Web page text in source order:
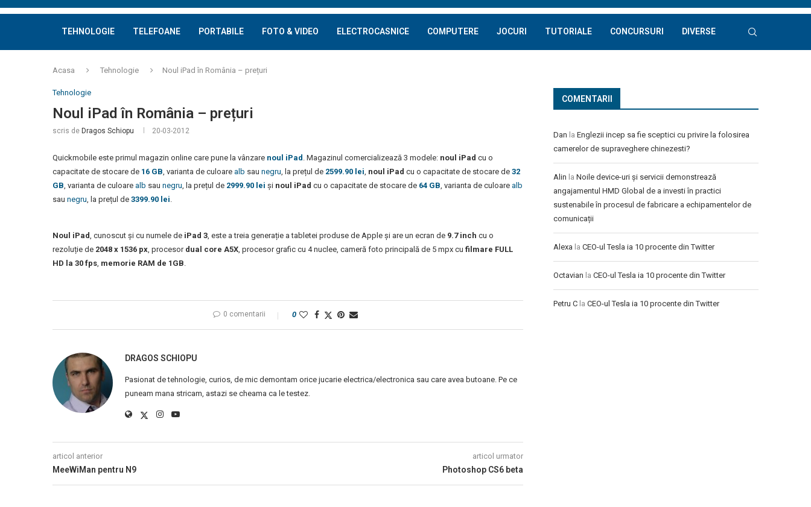
TEHNOLOGIE TELEFOANE PORTABILE FOTO & VIDEO ELECTROCASNICE COMPUTERE JOCURI TUTORIALE CONCURSURI DIVERSE
Acasa Tehnologie Noul iPad în România – prețuri
Tehnologie
Noul iPad în România – prețuri
scris de Dragos Schiopu 20-03-2012
Quickmobile este primul magazin online care pune la vânzare noul iPad . Magazinul comercializează 3 modele: noul iPad cu o
capacitate de stocare de 16 GB, varianta de culoare alb sau negru, la prețul de 2599.90 lei, noul iPad cu o capacitate de stocare de 32
GB, varianta de culoare alb sau negru, la prețul de 2999.90 lei și noul iPad cu o capacitate de stocare de 64 GB, varianta de culoare alb
sau negru, la prețul de 3399.90 lei.
Noul iPad, cunoscut și cu numele de iPad 3, este a treia generație a tabletei produse de Apple și are un ecran de 9.7 inch cu o
rezoluție de 2048 x 1536 px, procesor dual core A5X, procesor grafic cu 4 nuclee, cameră foto principală de 5 mpx cu filmare FULL
HD la 30 fps, memorie RAM de 1GB.
0 comentarii 0
DRAGOS SCHIOPU
Pasionat de tehnologie, curios, de mic demontam orice jucarie electrica/electronica sau care avea butoane. Pe ce
puneam mana stricam, astazi se cheama ca le testez.
articol anterior
MeeWiMan pentru N9
articol urmator
Photoshop CS6 beta
COMENTARII
Dan la Englezii incep sa fie sceptici cu privire la folosirea
camerelor de supraveghere chinezesti?
Alin la Noile device-uri și servicii demonstrează
angajamentul HMD Global de a investi în practici
sustenabile în procesul de fabricare a echipamentelor de
comunicații
Alexa la CEO-ul Tesla ia 10 procente din Twitter
Octavian la CEO-ul Tesla ia 10 procente din Twitter
Petru C la CEO-ul Tesla ia 10 procente din Twitter